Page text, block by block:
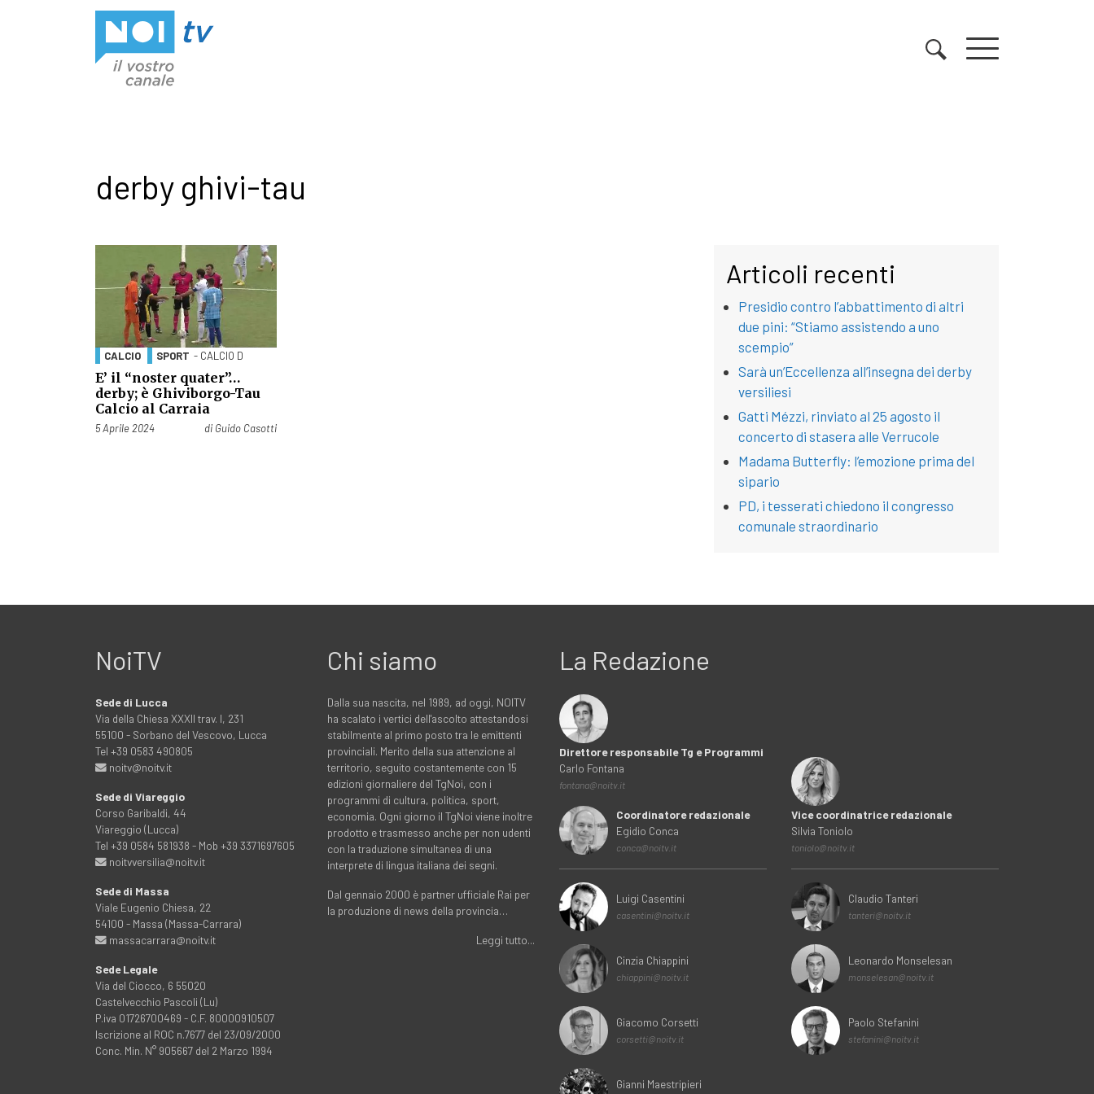
derby ghivi-tau
CALCIO SPORT - CALCIO D
E’ il “noster quater”…
derby; è Ghiviborgo-Tau
Calcio al Carraia
Pubblicato il
5 Aprile 2024 di Guido Casotti
Articoli recenti
Presidio contro l’abbattimento di altri
due pini: “Stiamo assistendo a uno
scempio”
Sarà un’Eccellenza all’insegna dei derby
versiliesi
Gatti Mézzi, rinviato al 25 agosto il
concerto di stasera alle Verrucole
Madama Butterfly: l’emozione prima del
sipario
PD, i tesserati chiedono il congresso
comunale straordinario
NoiTV
Sede di Lucca
Via della Chiesa XXXII trav. I, 231
55100 - Sorbano del Vescovo, Lucca
Tel +39 0583 490805
noitv@noitv.it
Sede di Viareggio
Corso Garibaldi, 44
Viareggio (Lucca)
Tel +39 0584 581938 - Mob +39 3371697605
noitvversilia@noitv.it
Sede di Massa
Viale Eugenio Chiesa, 22
54100 - Massa (Massa-Carrara)
massacarrara@noitv.it
Sede Legale
Via del Ciocco, 6 55020
Castelvecchio Pascoli (Lu)
P.iva 01726700469 - C.F. 80000910507
Iscrizione al ROC n.7677 del 23/09/2000
Conc. Min. N° 905667 del 2 Marzo 1994
Chi siamo
Dalla sua nascita, nel 1989, ad oggi, NOITV
ha scalato i vertici dell'ascolto attestandosi
stabilmente al primo posto tra le emittenti
provinciali. Merito della sua attenzione al
territorio, seguito costantemente con 15
edizioni giornaliere del TgNoi, con i
programmi di cultura, politica, sport,
economia. Ogni giorno il TgNoi viene inoltre
prodotto e trasmesso anche per non udenti
con la traduzione simultanea di una
interprete di lingua italiana dei segni.
Dal gennaio 2000 è partner ufficiale Rai per
la produzione di news della provincia…
Leggi tutto...
La Redazione
Direttore responsabile Tg e Programmi
Carlo Fontana
fontana@noitv.it
Coordinatore redazionale
Egidio Conca
conca@noitv.it
Luigi Casentini
casentini@noitv.it
Cinzia Chiappini
chiappini@noitv.it
Giacomo Corsetti
corsetti@noitv.it
Gianni Maestripieri
Vice coordinatrice redazionale
Silvia Toniolo
toniolo@noitv.it
Claudio Tanteri
tanteri@noitv.it
Leonardo Monselesan
monselesan@noitv.it
Paolo Stefanini
stefanini@noitv.it